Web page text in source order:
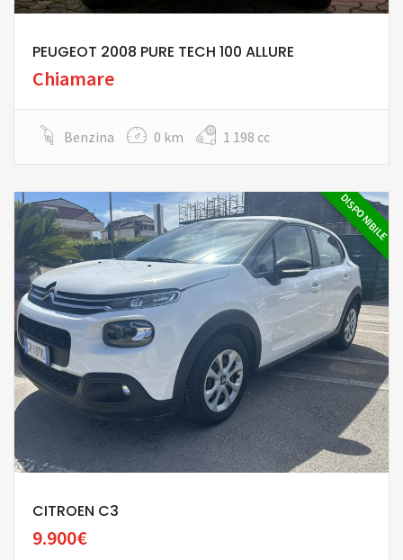
PEUGEOT 2008 PURE TECH 100 ALLURE
Chiamare
Benzina 0 km 1 198 cc
DISPONIBILE
CITROEN C3
9.900€